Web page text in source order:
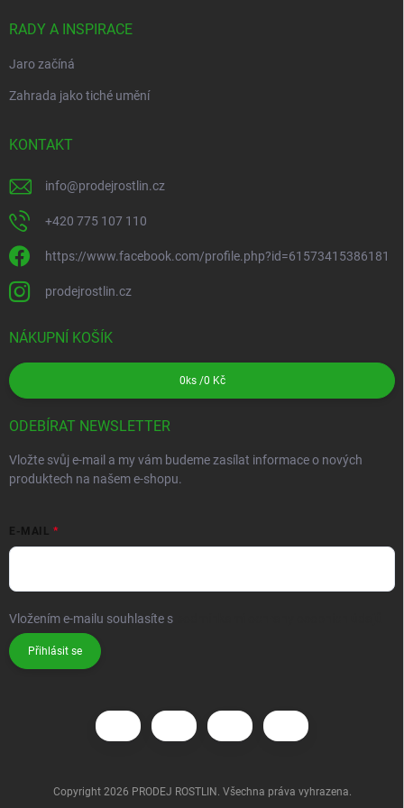
RADY A INSPIRACE
Jaro začíná
Zahrada jako tiché umění
KONTAKT
info@prodejrostlin.cz
+420 775 107 110
https://www.facebook.com/profile.php?id=61573415386181
prodejrostlin.cz
NÁKUPNÍ KOŠÍK
0 ks /0 Kč
ODEBÍRAT NEWSLETTER
Vložte svůj e-mail a my vám budeme zasílat informace o nových
produktech na našem e-shopu.
E-MAIL
Vložením e-mailu souhlasíte s
Přihlásit se
Copyright 2026 PRODEJ ROSTLIN . Všechna práva vyhrazena.